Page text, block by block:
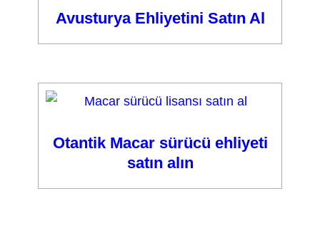
Avusturya Ehliyetini Satın Al
Otantik Macar sürücü ehliyeti
satın alın